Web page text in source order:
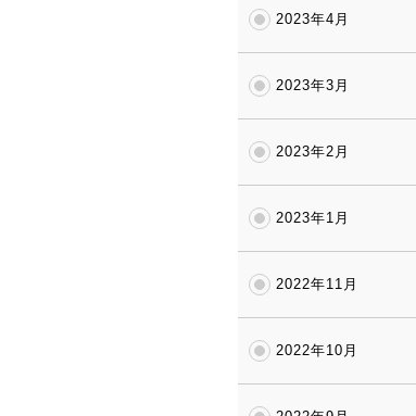
2023年4月
2023年3月
2023年2月
2023年1月
2022年11月
2022年10月